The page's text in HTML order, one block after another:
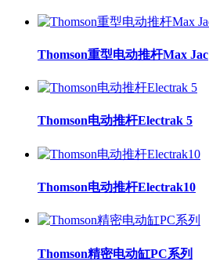
Thomson重型电动推杆Max Jac
Thomson电动推杆Electrak 5
Thomson电动推杆Electrak10
Thomson精密电动缸PC系列